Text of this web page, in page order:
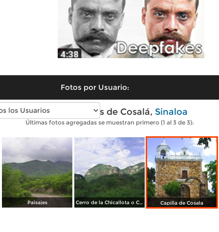
Fotos por Usuario:
Fotos modernas de Cosalá, Sinaloa
Últimas fotos agregadas se muestran primero (1 al 3 de 3):
Paisajes Cerro de la Chicallota o Cerro Prieto Capilla de Cosala